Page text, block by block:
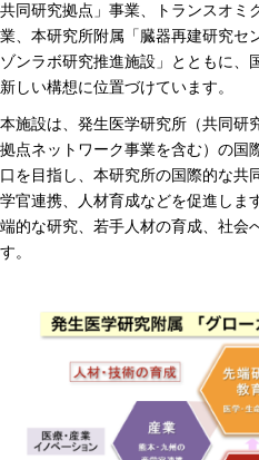
災害対策
男女共同参画事業
年報
関連リンク
研究分野紹介
細胞医学分野
損傷修復分野
多能性幹細胞分野
組織幹細胞分野
共同研究拠点」事業、トランスオミ
業、本研究所附属「臓器再建研究セ
ゾンラボ研究推進施設」とともに、
新しい構想に位置づけています。
本施設は、発生医学研究所（共同研
拠点ネットワーク事業を含む）の国
口を目指し、本研究所の国際的な共
学官連携、人材育成などを促進しま
端的な研究、若手人材の育成、社会
す。